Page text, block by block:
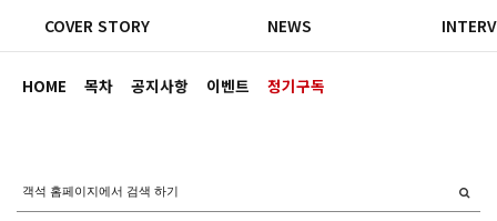
HOME 목차 공지사항 이벤트 정기구독
COVER STORY NEWS